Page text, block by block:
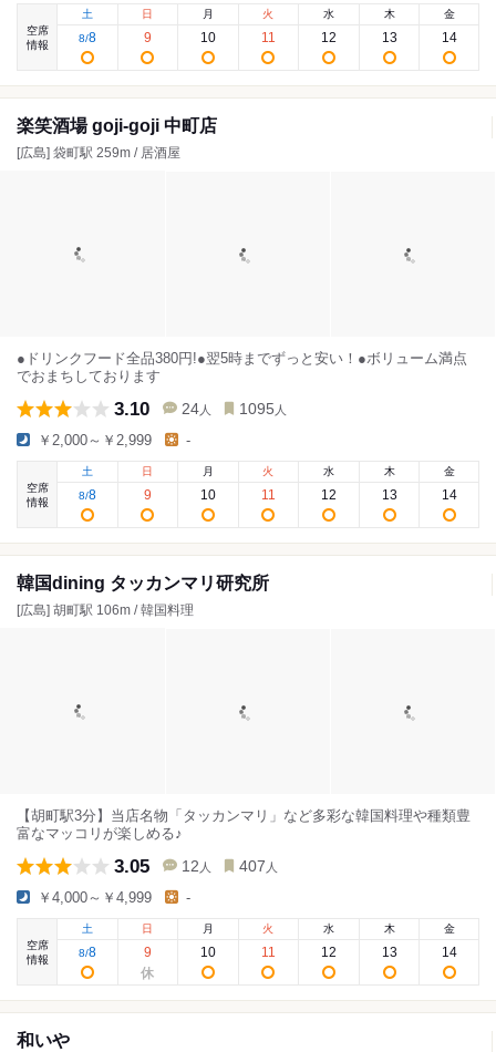
空席
情報
土
8/8
日
9
月
10
火
11
水
12
木
13
金
14
楽笑酒場 goji-goji 中町店
[広島] 袋町駅 259m / 居酒屋
●ドリンクフード全品380円!●翌5時までずっと安い！●ボリューム満点
でおまちしております
3.10 24 人 1095 人
￥2,000～￥2,999 -
空席
情報
土
8/8
日
9
月
10
火
11
水
12
木
13
金
14
韓国dining タッカンマリ研究所
[広島] 胡町駅 106m / 韓国料理
【胡町駅3分】当店名物「タッカンマリ」など多彩な韓国料理や種類豊
富なマッコリが楽しめる♪
3.05 12 人 407 人
￥4,000～￥4,999 -
空席
情報
土
8/8
日
9
月
10
火
11
水
12
木
13
金
14
和いや